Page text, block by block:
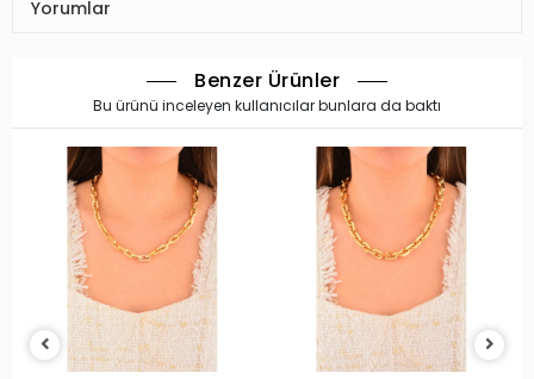
Yorumlar
Benzer Ürünler
Bu ürünü inceleyen kullanıcılar bunlara da baktı